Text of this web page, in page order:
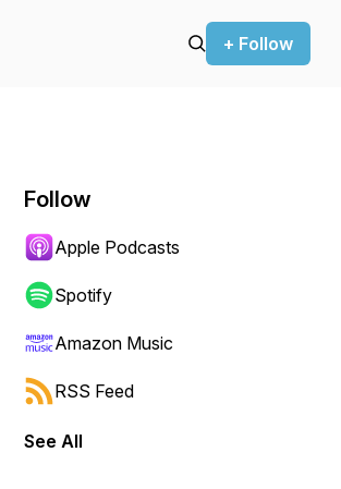
+ Follow
Follow
Apple Podcasts
Spotify
Amazon Music
RSS Feed
See All